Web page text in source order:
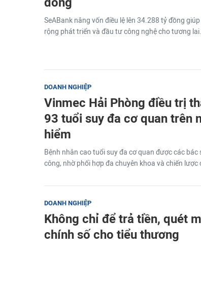
SeABank nâng vốn điều lệ lên 34.288 tỷ đồng
rộng phát triển và đầu tư công nghệ cho tương
DOANH NGHIỆP
Vinmec Hải Phòng điều trị
93 tuổi suy đa cơ quan trên
hiểm
Bệnh nhân cao tuổi suy đa cơ quan được các
công, nhờ phối hợp đa chuyên khoa và chiến lược
DOANH NGHIỆP
Không chỉ để trả tiền, quét
chính số cho tiểu thương